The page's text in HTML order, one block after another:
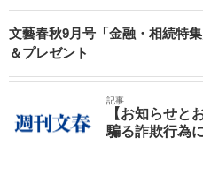
文藝春秋9月号「金融・相続特
＆プレゼント
記事
【お知らせと
騙る詐欺行為